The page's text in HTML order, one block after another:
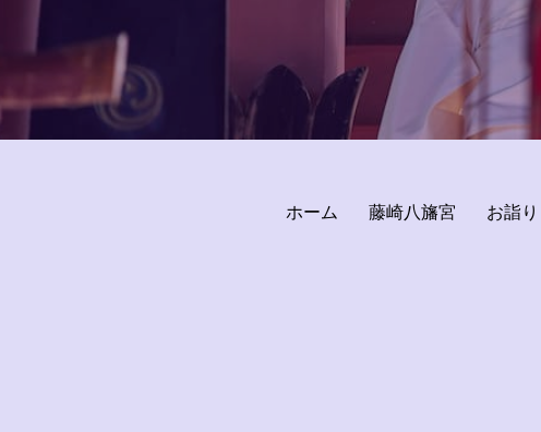
ホーム 藤崎八旛宮 お詣り